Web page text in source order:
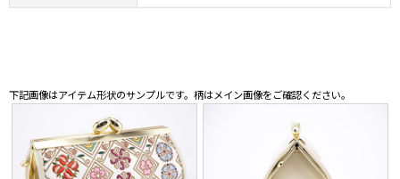
下記画像はアイテム形状のサンプルです。柄はメイン画像をご確認ください。